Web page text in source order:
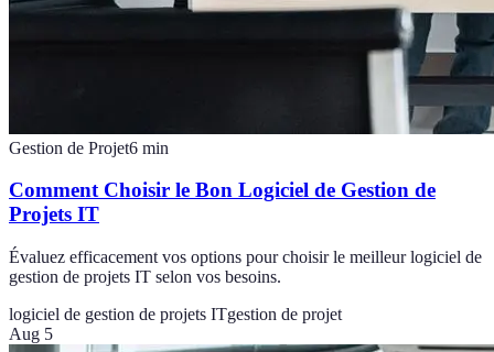
Gestion de Projet6 min
Comment Choisir le Bon Logiciel de Gestion de
Projets IT
Évaluez efficacement vos options pour choisir le meilleur logiciel de
gestion de projets IT selon vos besoins.
logiciel de gestion de projets ITgestion de projet
Aug 5